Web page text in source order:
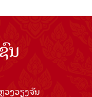
ນ
ງວຽງຈັນ